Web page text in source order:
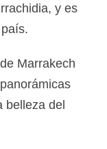
y es
Marrakech
belleza del